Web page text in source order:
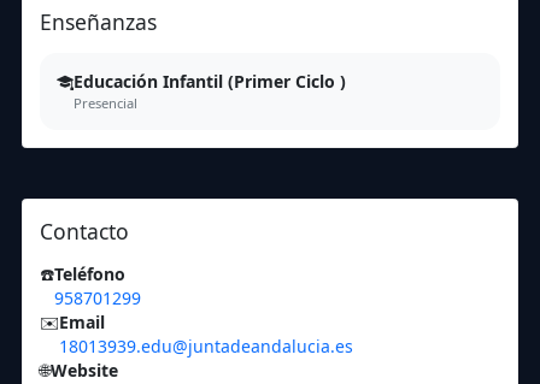
Enseñanzas
Educación Infantil (Primer Ciclo )
Presencial
Contacto
☎️Teléfono
958701299
✉️Email
18013939.edu@juntadeandalucia.es
🌐Website